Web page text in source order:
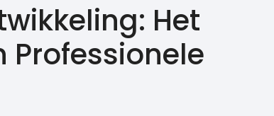
Het
Professionele